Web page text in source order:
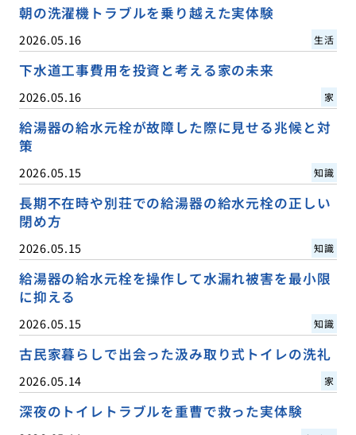
朝の洗濯機トラブルを乗り越えた実体験
2026.05.16 生活
下水道工事費用を投資と考える家の未来
2026.05.16 家
給湯器の給水元栓が故障した際に見せる兆候と対
策
2026.05.15 知識
長期不在時や別荘での給湯器の給水元栓の正しい
閉め方
2026.05.15 知識
給湯器の給水元栓を操作して水漏れ被害を最小限
に抑える
2026.05.15 知識
古民家暮らしで出会った汲み取り式トイレの洗礼
2026.05.14 家
深夜のトイレトラブルを重曹で救った実体験